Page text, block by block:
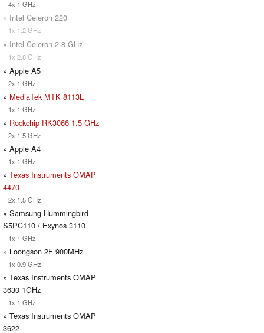
4x 1 GHz
» Intel Celeron 220
1x 1.2 GHz
» Intel Celeron 2.8 GHz
1x 2.8 GHz
» Apple A5
2x 1 GHz
» MediaTek MTK 8113L
1x 1 GHz
» Rockchip RK3066 1.5 GHz
2x 1.5 GHz
» Apple A4
1x 1 GHz
» Texas Instruments OMAP
4470
2x 1.5 GHz
» Samsung Hummingbird
S5PC110 / Exynos 3110
1x 1 GHz
» Loongson 2F 900MHz
1x 0.9 GHz
» Texas Instruments OMAP
3630 1GHz
1x 1 GHz
» Texas Instruments OMAP
3622